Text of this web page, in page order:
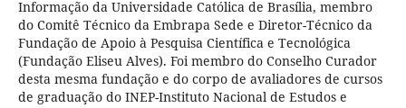
Informação da Universidade Católica de Brasília, membro
do Comitê Técnico da Embrapa Sede e Diretor-Técnico da
Fundação de Apoio à Pesquisa Científica e Tecnológica
(Fundação Eliseu Alves). Foi membro do Conselho Curador
desta mesma fundação e do corpo de avaliadores de cursos
de graduação do INEP-Instituto Nacional de Estudos e